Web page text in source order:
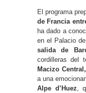
El programa
de Francia
ha dado a
en el Palacio
salida de
cordilleras del
Macizo
a una
Alpe d’Huez ,